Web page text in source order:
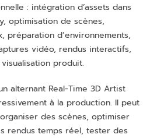
: intégration d’assets dans
optimisation de scènes,
préparation d’environnements,
vidéo, rendus interactifs,
produit.
alternant Real-Time 3D Artist
à la production. Il peut
des scènes, optimiser
rendus temps réel, tester des